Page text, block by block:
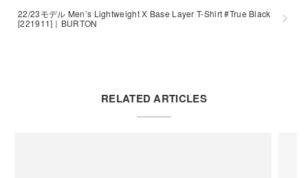
22/23モデル Men’s Lightweight X Base Layer T-Shirt #True Black
[221911]｜BURTON
RELATED ARTICLES